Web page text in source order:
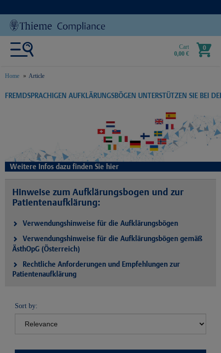
Cart
0,00 €
0
Home Article
text.skipToContent
text.skipToNavigation
FREMDSPRACHIGEN AUFKLÄRUNGSBÖGEN UNTERSTÜTZEN SIE BEI
Weitere Infos dazu finden Sie hier
Hinweise zum Aufklärungsbogen und zur
Patientenaufklärung:
Verwendungshinweise für die Aufklärungsbögen
Verwendungshinweise für die Aufklärungsbögen gemäß
ÄsthOpG (Österreich)
Rechtliche Anforderungen und Empfehlungen zur
Patientenaufklärung
Sort by: